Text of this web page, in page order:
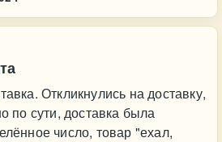
Откликнулись на доставку,
по сути, доставка была
число, товар "ехал,